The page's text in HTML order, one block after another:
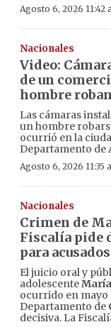
Agosto 6, 2026 11:42
Nacionales
Video:
de un
hombre
Las cámaras
un hombre
ocurrió en la
Departamento de
Agosto 6, 2026 11:35
Nacionales
Crimen de
Fiscalía pide
para acusados
El juicio oral y
adolescente
ocurrido en mayo
Departamento de
decisiva. La